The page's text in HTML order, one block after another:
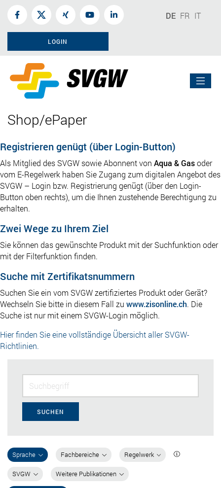
DE FR IT
LOGIN
Shop/ePaper
Registrieren genügt (über Login-Button)
Als Mitglied des SVGW sowie Abonnent von Aqua & Gasoder
vom E-Regelwerk haben Sie Zugang zum digitalen Angebot des
SVGW – Login bzw. Registrierung genügt (über den Login-
Button oben rechts), um die Ihnen zustehende Berechtigung zu
erhalten.
Zwei Wege zu Ihrem Ziel
Sie können das gewünschte Produkt mit der Suchfunktion oder
mit der Filterfunktion finden.
Suche mit Zertifikatsnummern
Suchen Sie ein vom SVGW zertifiziertes Produkt oder Gerät?
Wechseln Sie bitte in diesem Fall zu www.zisonline.ch. Die
Suche ist nur mit einem SVGW-Login möglich.
Hier finden Sie eine vollständige Übersicht aller SVGW-
Richtlinien.
SUCHEN
Sprache Fachbereiche Regelwerk
SVGW Weitere Publikationen